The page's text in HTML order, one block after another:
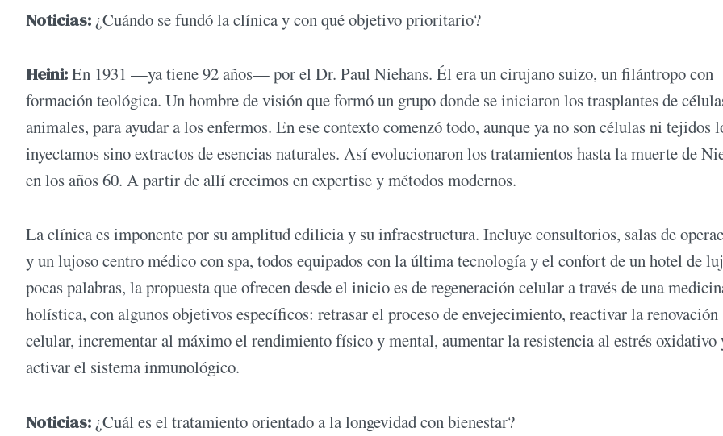
Noticias: ¿Cuándo se fundó la clínica y con qué objetivo prioritario?
Heini:En 1931 —ya tiene 92 años— por el Dr. Paul Niehans. Él era un cirujano suizo, un filántropo con
formación teológica. Un hombre de visión que formó un grupo donde se iniciaron los trasplantes de
animales, para ayudar a los enfermos. En ese contexto comenzó todo, aunque ya no son células ni tejidos
inyectamos sino extractos de esencias naturales. Así evolucionaron los tratamientos hasta la muerte de
en los años 60. A partir de allí crecimos en expertise y métodos modernos.
La clínica es imponente por su amplitud edilicia y su infraestructura. Incluye consultorios, salas de
y un lujoso centro médico con spa, todos equipados con la última tecnología y el confort de un hotel de
pocas palabras, la propuesta que ofrecen desde el inicio es de regeneración celular a través de una
holística, con algunos objetivos específicos: retrasar el proceso de envejecimiento, reactivar la renovación
celular, incrementar al máximo el rendimiento físico y mental, aumentar la resistencia al estrés oxidativo
activar el sistema inmunológico.
Noticias: ¿Cuál es el tratamiento orientado a la longevidad con bienestar?